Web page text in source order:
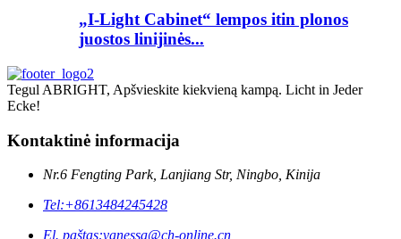
„I-Light Cabinet“ lempos itin plonos
juostos linijinės...
Tegul ABRIGHT, Apšvieskite kiekvieną kampą. Licht in Jeder
Ecke!
Kontaktinė informacija
Nr.6 Fengting Park, Lanjiang Str, Ningbo, Kinija
Tel:+8613484245428
El. paštas:vanessa@ch-online.cn